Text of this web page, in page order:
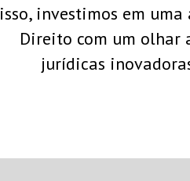
isso, investimos em
Direito com um olhar
jurídicas